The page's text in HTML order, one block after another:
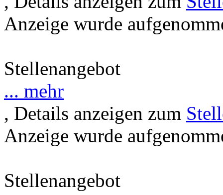
Anzeige wurde
Stellenangebot
... mehr
, Details anzeigen zum
Anzeige wurde
Stellenangebot